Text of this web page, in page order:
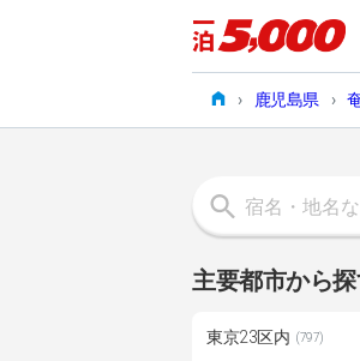
› 鹿児島県 ›
主要都市から
東京23区内 (797)